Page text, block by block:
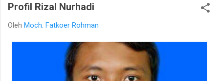
Profil Rizal Nurhadi
Oleh Moch. Fatkoer Rohman